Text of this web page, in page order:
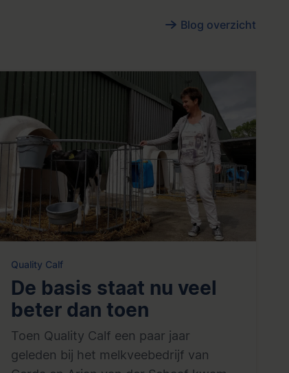
Blog overzicht
Quality Calf
De basis staat nu veel
beter dan toen
Toen Quality Calf een paar jaar
geleden bij het melkveebedrijf van